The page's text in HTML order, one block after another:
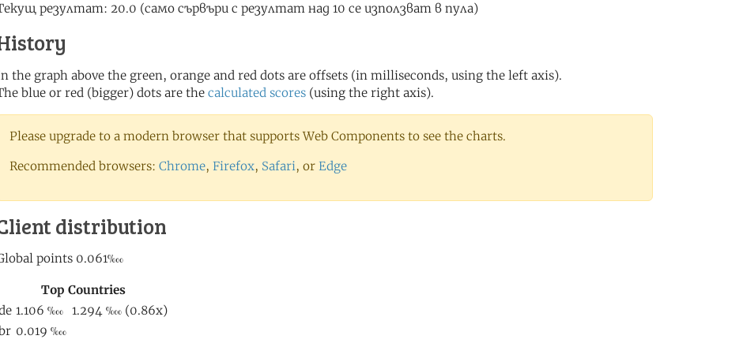
резултат: 20.0 (само сървъри с резултат над 10 се използват в пула)
the graph above the green, orange and red dots are offsets (in milliseconds, using the left axis).
blue or red (bigger) dots are the calculated scores (using the right axis).
Please upgrade to a modern browser that supports Web Components to see the charts.
Recommended browsers: Chrome, Firefox, Safari, or Edge
distribution